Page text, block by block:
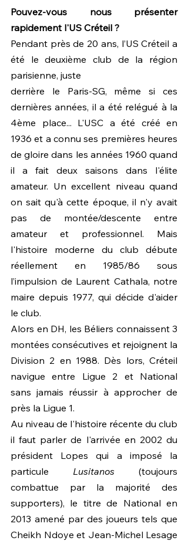
Pouvez-vous nous présenter
rapidement l'US Créteil ?
Pendant près de 20 ans, l’US Créteil a
été le deuxième club de la région
parisienne, juste
derrière le Paris-SG, même si ces
dernières années, il a été relégué à la
4ème place... L'USC a été créé en
1936 et a connu ses premières heures
de gloire dans les années 1960 quand
il a fait deux saisons dans l'élite
amateur. Un excellent niveau quand
on sait qu'à cette époque, il n'y avait
pas de montée/descente entre
amateur et professionnel. Mais
l'histoire moderne du club débute
réellement en 1985/86 sous
l’impulsion de Laurent Cathala, notre
maire depuis 1977, qui décide d'aider
le club.
Alors en DH, les Béliers connaissent 3
montées consécutives et rejoignent la
Division 2 en 1988. Dès lors, Créteil
navigue entre Ligue 2 et National
sans jamais réussir à approcher de
près la Ligue 1.
Au niveau de l'histoire récente du club
il faut parler de l'arrivée en 2002 du
président Lopes qui a imposé la
particule Lusitanos (toujours
combattue par la majorité des
supporters), le titre de National en
2013 amené par des joueurs tels que
Cheikh Ndoye et Jean-Michel Lesage